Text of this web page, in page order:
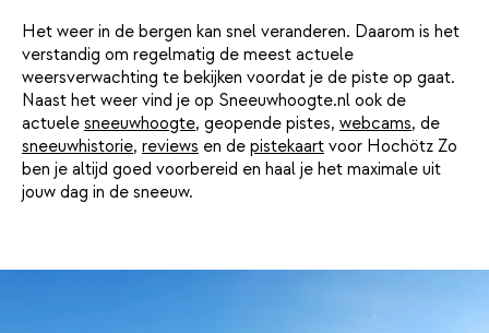
Het weer in de bergen kan snel veranderen. Daarom is het
verstandig om regelmatig de meest actuele
weersverwachting te bekijken voordat je de piste op gaat.
Naast het weer vind je op Sneeuwhoogte.nl ook de
actuele sneeuwhoogte, geopende pistes, webcams, de
sneeuwhistorie, reviews en de pistekaart voor Hochötz Zo
ben je altijd goed voorbereid en haal je het maximale uit
jouw dag in de sneeuw.